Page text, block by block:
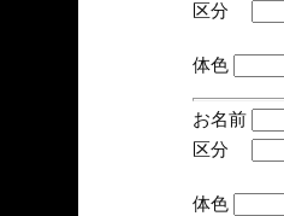
区分
(
体色
お名前
区分
(
体色